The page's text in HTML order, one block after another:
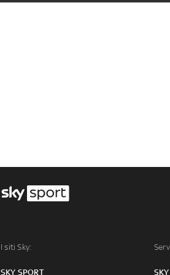
I siti Sky:
SKY SPORT